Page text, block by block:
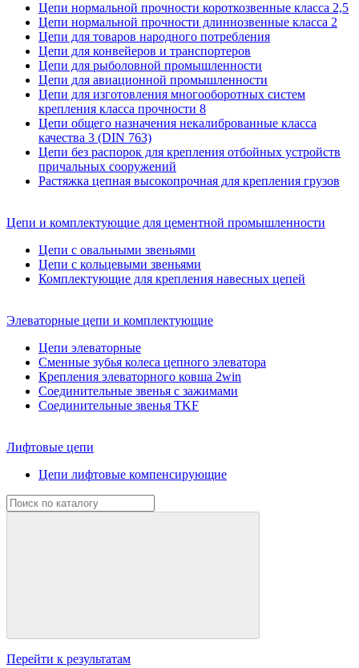
Цепи нормальной прочности короткозвенные класса 2,5
Цепи нормальной прочности длиннозвенные класса 2
Цепи для товаров народного потребления
Цепи для конвейеров и транспортеров
Цепи для рыболовной промышленности
Цепи для авиационной промышленности
Цепи для изготовления многооборотных систем
крепления класса прочности 8
Цепи общего назначения некалиброванные класса
качества 3 (DIN 763)
Цепи без распорок для крепления отбойных устройств
причальных сооружений
Растяжка цепная высокопрочная для крепления грузов
Цепи и комплектующие для цементной промышленности
Цепи с овальными звеньями
Цепи с кольцевыми звеньями
Комплектующие для крепления навесных цепей
Элеваторные цепи и комплектующие
Цепи элеваторные
Сменные зубья колеса цепного элеватора
Крепления элеваторного ковша 2win
Соединительные звенья с зажимами
Соединительные звенья TKF
Лифтовые цепи
Цепи лифтовые компенсирующие
Перейти к результатам